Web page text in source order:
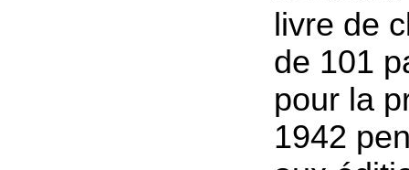
livre de
de 101
pour la
1942